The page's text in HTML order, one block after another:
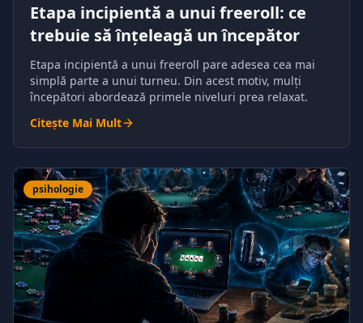
Etapa incipientă a unui freeroll: ce
trebuie să înțeleagă un începător
Etapa incipientă a unui freeroll pare adesea cea mai
simplă parte a unui turneu. Din acest motiv, mulți
începători abordează primele niveluri prea relaxat.
Citește Mai Mult
psihologie